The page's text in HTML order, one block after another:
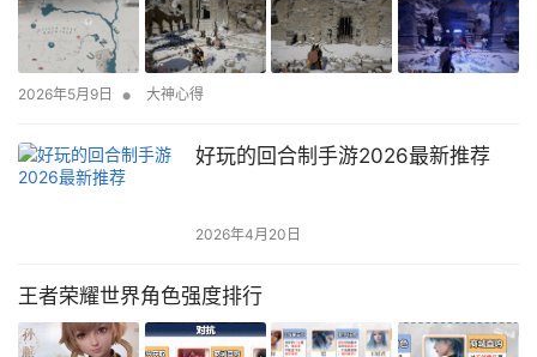
2026年5月9日 • 大神心得
好玩的回合制手游2026最新推荐
2026年4月20日
王者荣耀世界角色强度排行